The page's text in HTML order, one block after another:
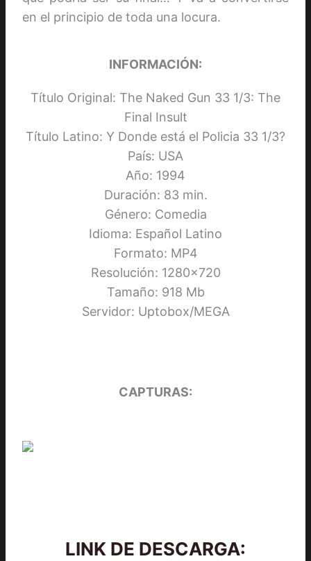
en el principio de toda una locura.
INFORMACIÓN:
Título Original: The Naked Gun 33 1/3: The
Final Insult
Título Latino: Y Donde está el Policia 33 1/3?
País: USA
Año: 1994
Duración: 83 min.
Género: Comedia
Idioma: Español Latino
Formato: MP4
Resolución: 1280×720
Tamaño: 918 Mb
Servidor: Uptobox/MEGA
CAPTURAS:
LINK DE DESCARGA: